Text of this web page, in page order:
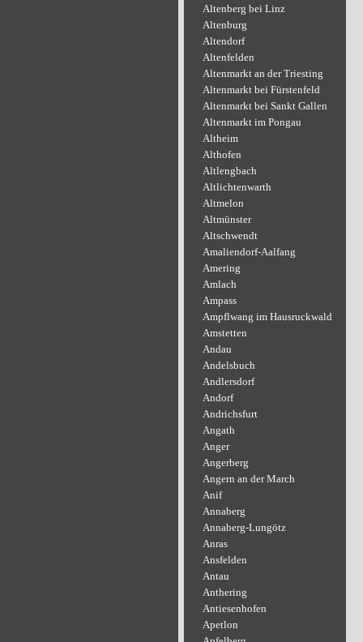
Altenberg bei Linz
Altenburg
Altendorf
Altenfelden
Altenmarkt an der Triesting
Altenmarkt bei Fürstenfeld
Altenmarkt bei Sankt Gallen
Altenmarkt im Pongau
Altheim
Althofen
Altlengbach
Altlichtenwarth
Altmelon
Altmünster
Altschwendt
Amaliendorf-Aalfang
Amering
Amlach
Ampass
Ampflwang im Hausruckwald
Amstetten
Andau
Andelsbuch
Andlersdorf
Andorf
Andrichsfurt
Angath
Anger
Angerberg
Angern an der March
Anif
Annaberg
Annaberg-Lungötz
Anras
Ansfelden
Antau
Anthering
Antiesenhofen
Apetlon